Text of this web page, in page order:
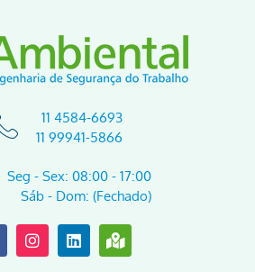
11 4584-6693
11 99941-5866
Seg - Sex: 08:00 - 17:00
Sáb - Dom: (Fechado)